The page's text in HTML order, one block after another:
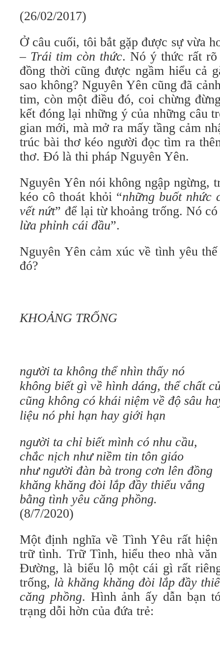
(26/02/2017)
Ở câu cuối, tôi bắt gặp được sự vừa
– Trái tim còn thức. Nó ý thức rất
đồng thời cũng được ngầm hiểu cả
sao không? Nguyên Yên cũng đã
tim, còn một điều đó, coi chừng
kết đóng lại những ý của những câu
gian mới, mà mở ra mấy tầng cảm
trúc bài thơ kéo người đọc tìm ra
thơ. Đó là thi pháp Nguyên Yên.
Nguyên Yên nói không ngập ngừng,
kéo cô thoát khỏi “những buốt nhức
vết nứt” để lại từ khoảng trống. Nó
lừa phỉnh cái đầu”.
Nguyên Yên cảm xúc về tình yêu
đó?
KHOẢNG TRỐNG
người ta không thể nhìn thấy nó
không biết gì về hình dáng, thể chất
cũng không có khái niệm về độ sâu
liệu nó phi hạn hay giới hạn
người ta chỉ biết mình có nhu cầu,
chắc nịch như niềm tin tôn giáo
như người đàn bà trong cơn lên đồng
khăng khăng đòi lắp đầy thiếu vắng
bằng tình yêu căng phồng.
(8/7/2020)
Một định nghĩa về Tình Yêu rất
trữ tình. Trữ Tình, hiểu theo nhà
Đường, là biểu lộ một cái gì rất
trống, là khăng khăng đòi lắp đầy
căng phồng. Hình ảnh ấy dẫn bạn
trạng dỗi hờn của đứa trẻ: